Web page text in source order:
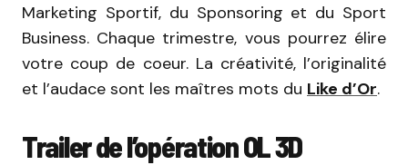
Marketing Sportif, du Sponsoring et du Sport
Business. Chaque trimestre, vous pourrez élire
votre coup de coeur. La créativité, l’originalité
et l’audace sont les maîtres mots du Like d’Or.
Trailer de l’opération OL 3D